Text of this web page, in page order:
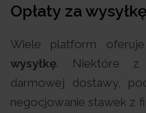
Opłaty za wysyłkę
Wiele platform
wysyłkę. Niektóre z
darmowej dostawy,
negocjowanie stawek z